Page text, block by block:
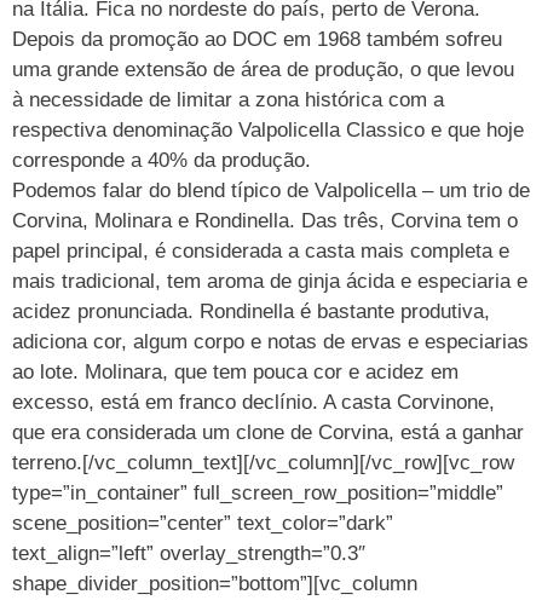
na Itália. Fica no nordeste do país, perto de Verona.
Depois da promoção ao DOC em 1968 também sofreu
uma grande extensão de área de produção, o que levou
à necessidade de limitar a zona histórica com a
respectiva denominação Valpolicella Classico e que hoje
corresponde a 40% da produção.
Podemos falar do blend típico de Valpolicella – um trio de
Corvina, Molinara e Rondinella. Das três, Corvina tem o
papel principal, é considerada a casta mais completa e
mais tradicional, tem aroma de ginja ácida e especiaria e
acidez pronunciada. Rondinella é bastante produtiva,
adiciona cor, algum corpo e notas de ervas e especiarias
ao lote. Molinara, que tem pouca cor e acidez em
excesso, está em franco declínio. A casta Corvinone,
que era considerada um clone de Corvina, está a ganhar
terreno.[/vc_column_text][/vc_column][/vc_row][vc_row
type=”in_container” full_screen_row_position=”middle”
scene_position=”center” text_color=”dark”
text_align=”left” overlay_strength=”0.3″
shape_divider_position=”bottom”][vc_column